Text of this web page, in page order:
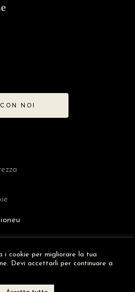
NOI
i cookie per migliorare la tua
Devi accettarli per continuare a
French